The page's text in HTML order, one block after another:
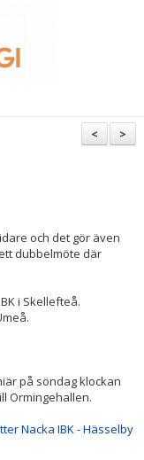
>
<
och det gör även
dubbelmöte där
i Skellefteå.
på söndag klockan
Ormingehallen.
Nacka IBK - Hässelby